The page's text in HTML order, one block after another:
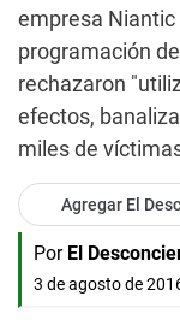
empresa Niantic
programación
rechazaron
efectos,
miles de
Agregar El
Por El
3 de agosto de